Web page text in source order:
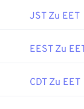
JST Zu EET
EEST Zu
CDT Zu EET